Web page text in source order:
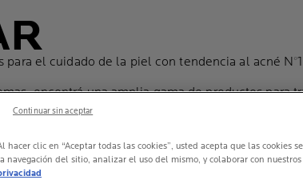
para el cuidado de la piel con tendencia al acné
encontrá una amplia gama de productos para
hacer clic en “Aceptar todas las cookies”, usted acepta que las cookies
navegación del sitio, analizar el uso del mismo, y colaborar con
Continuar sin aceptar